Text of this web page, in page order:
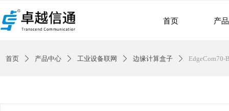
首页 产
首页 ꄲ 产品中心 ꄲ 工业设备联网 ꄲ 边缘计算盒子 ꄲ EdgeCom70-